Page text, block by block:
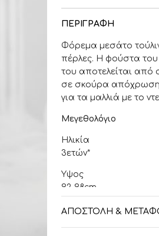
ΠΕΡΙΓΡΑΦΉ
Φόρεμα μεσάτο
πέρλες. Η φούστα του
του αποτελείται από
σε σκούρα απόχρωση
για τα μαλλιά με το
Μεγεθολόγιο
Ηλικία 6-9
3ετών*
Ύψος 68-
92-98cm
Περίμετρος
ΑΠΟΣΤΟΛΉ &